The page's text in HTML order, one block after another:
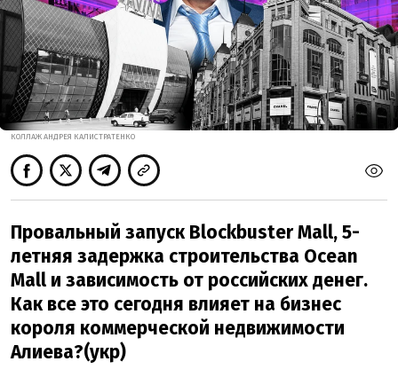
КОЛЛАЖ АНДРЕЯ КАЛИСТРАТЕНКО
Провальный запуск Blockbuster Mall, 5-
летняя задержка строительства Ocean
Mall и зависимость от российских денег.
Как все это сегодня влияет на бизнес
короля коммерческой недвижимости
Алиева?(укр)